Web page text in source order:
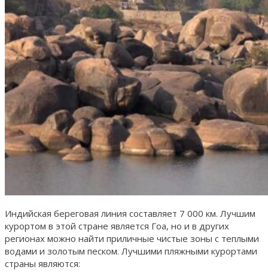
Индийская береговая линия составляет 7 000 км. Лучшим
курортом в этой стране является Гоа, но и в других
регионах можно найти приличные чистые зоны с теплыми
водами и золотым песком. Лучшими пляжными курортами
страны являются: